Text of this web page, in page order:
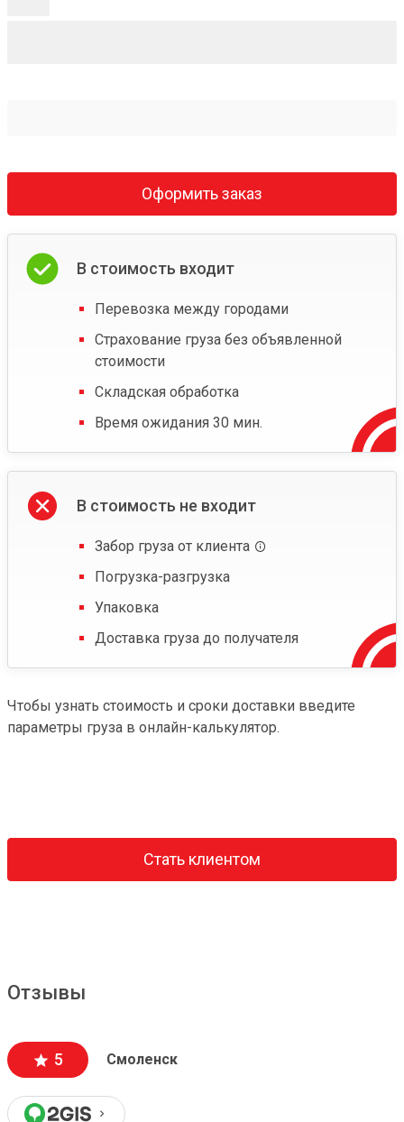
Оформить заказ
В стоимость входит
Перевозка между городами
Страхование груза без объявленной
стоимости
Складская обработка
Время ожидания 30 мин.
В стоимость не входит
Забор груза от клиента
Погрузка-разгрузка
Упаковка
Доставка груза до получателя
Чтобы узнать стоимость и сроки доставки введите
параметры груза в онлайн-калькулятор.
Стать клиентом
Отзывы
5 Смоленск